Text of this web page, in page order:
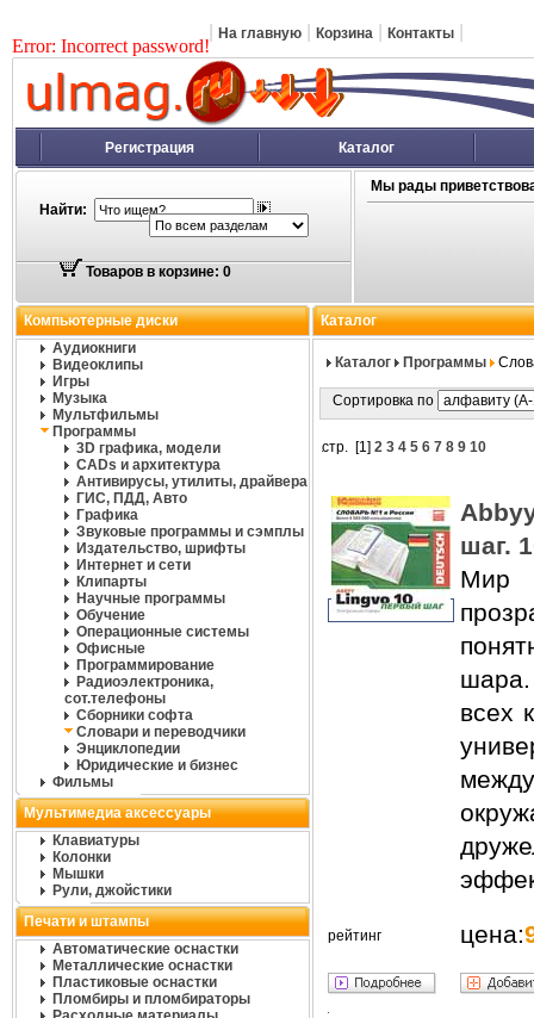
Error: Incorrect password!
На главную Корзина Контакты
Регистрация Каталог
Найти:
Товаров в корзине: 0
Мы рады
Компьютерные диски
Аудиокниги
Видеоклипы
Игры
Музыка
Мультфильмы
Программы
3D графика, модели
CADs и архитектура
Антивирусы, утилиты, драйвера
ГИС, ПДД, Авто
Графика
Звуковые программы и сэмплы
Издательство, шрифты
Интернет и сети
Клипарты
Научные программы
Обучение
Операционные системы
Офисные
Программирование
Радиоэлектроника,
сот.телефоны
Сборники софта
Словари и переводчики
Энциклопедии
Юридические и бизнес
Фильмы
Мультимедиа аксессуары
Клавиатуры
Колонки
Мышки
Рули, джойстики
Печати и штампы
Автоматические оснастки
Металлические оснастки
Пластиковые оснастки
Пломбиры и пломбираторы
Каталог
Каталог Программы
Сортировка по
стр. [1] 2 3 4 5 6 7 8 9 10
шаг.
Мир
всех
рейтинг цена: